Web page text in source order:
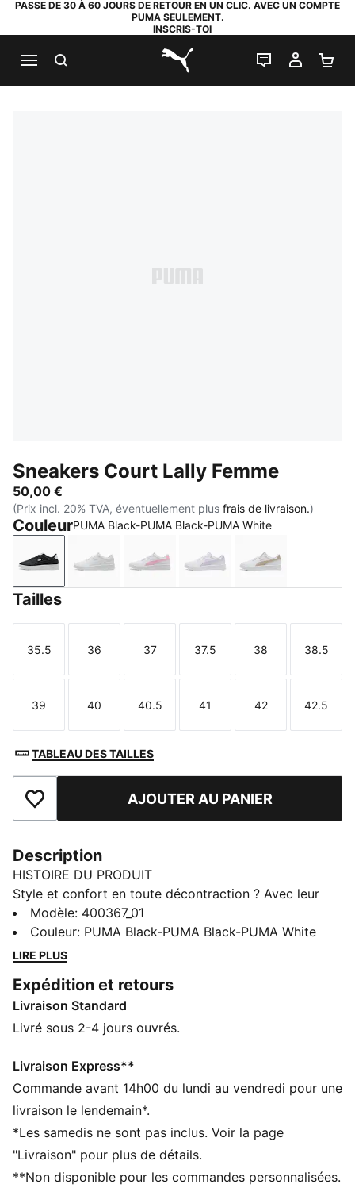
PASSE DE 30 À 60 JOURS DE RETOUR EN UN CLIC. AVEC UN COMPTE
PUMA SEULEMENT.
INSCRIS-TOI
PUMA.com
LIVE CHAT
MON
Sneakers Court Lally Femme
50,00 €
(Prix incl. 20% TVA, éventuellement plus frais de livraison.)
CouleurPUMA Black-PUMA Black-PUMA White
PUMA Black-PUMA Black-PUMA White
PUMA White-PUMA White-Cool Light Gray
PUMA White-Pink Shimmer
PUMA White-Light
PUMA White-
Tailles
Taille
35.5
Taille
36
Taille
37
Taille
37.5
Taille
38
Taille
38.5
Taille
39
Taille
40
Taille
40.5
Taille
41
Taille
42
Taille
42.5
TABLEAU DES TAILLES
Ajouter aux favorisAJOUTER AU PANIER
Description
HISTOIRE DU PRODUIT
Style et confort en toute décontraction ? Avec leur
silhouette épurée et leur tige en cuir synthétique, ces
sneakers PUMA sont parfaites en toutes
circonstances. Profite d’un amorti incroyable à chaque
classique qui offre un confort moderne. Polyvalentes,
intemporelles et parées à toutes les éventualités.
CARACTÉRISTIQUES + AVANTAGES
moins 30 % de matériaux recyclés et la partie
inférieure est fabriquée à partir d’au moins 10 % de
matériaux recyclés, pour un premier pas vers un avenir
SOFTFOAM+ : semelle intérieure confortable conçue
pour offrir un amorti doux grâce à son talon ultra-
épais
Modèle: 400367_01
Couleur: PUMA Black-PUMA Black-PUMA White
LIRE PLUS
Expédition et retours
Livraison Standard
Livré sous 2-4 jours ouvrés.
Livraison Express**
Commande avant 14h00 du lundi au vendredi pour une
livraison le lendemain*.
*Les samedis ne sont pas inclus. Voir la page
"Livraison" pour plus de détails.
**Non disponible pour les commandes personnalisées.